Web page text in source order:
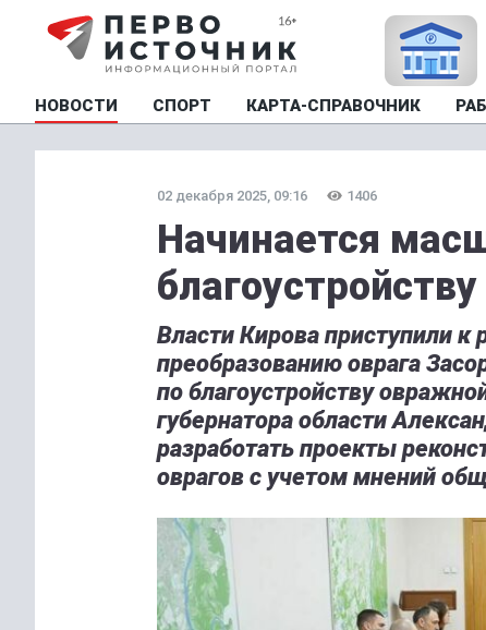
НОВОСТИ СПОРТ КАРТА-СПРАВОЧНИК
02 декабря 2025, 09:16 1406
Начинается
Власти Кирова приступили к
преобразованию оврага
по благоустройству
губернатора области
разработать проекты
оврагов с учетом мнений